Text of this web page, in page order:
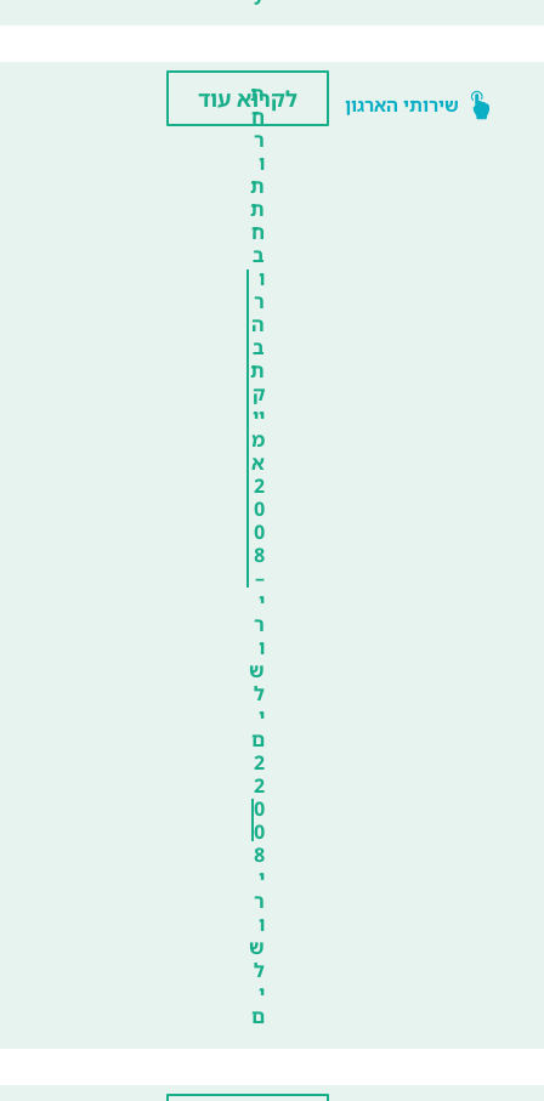
שירותי הארגון
ת
ח
ר
ו
ת
ת
ח
ב
ו
ר
ה
ב
ת
ק
יי
מ
א
2
0
0
8
–
י
ר
ו
ש
ל
י
ם
2
2
0
0
8
י
ר
ו
ש
ל
י
ם
לקרוא עוד